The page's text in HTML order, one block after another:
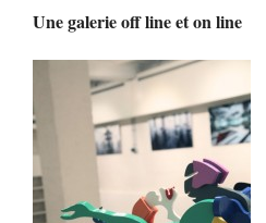
Une galerie off line et on line